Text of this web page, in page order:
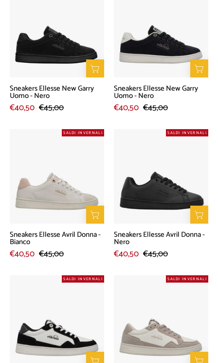
Uomo
-
Nero
Sneakers Ellesse New Garry
Uomo - Nero
€40,50 €45,00
Uomo
-
Nero
Sneakers Ellesse New Garry
Uomo - Nero
€40,50 €45,00
Sneakers
-
Bianco
SALDI INVERNALI
Sneakers Ellesse Avril Donna -
Bianco
€40,50 €45,00
Sneakers
-
Nero
SALDI INVERNALI
Sneakers Ellesse Avril Donna -
Nero
€40,50 €45,00
Sneakers
Donna
-
Bianco
SALDI INVERNALI
Sneakers
Donna
-
Bianco
SALDI INVERNALI